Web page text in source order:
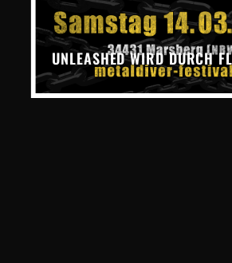
UNLEASHED WIRD DURCH